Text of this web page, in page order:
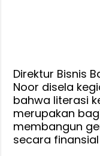
Direktur Bisnis
Noor disela
bahwa literasi
merupakan
membangun
secara